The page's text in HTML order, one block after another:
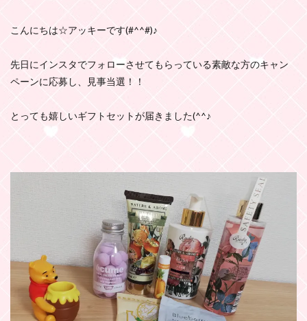
こんにちは☆アッキーです(#^^#)♪
先日にインスタでフォローさせてもらっている素敵な方のキャン
ペーンに応募し、見事当選！！
とっても嬉しいギフトセットが届きました(^^♪